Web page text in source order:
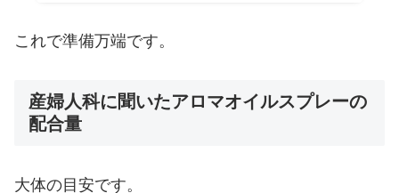
これで準備万端です。
産婦人科に聞いたアロマオイルスプレーの
配合量
大体の目安です。